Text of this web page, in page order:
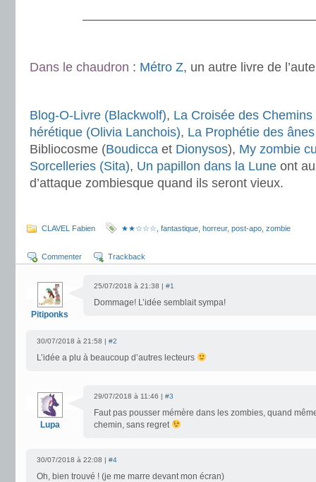
Dans le chaudron : Métro Z, un autre livre de
Blog-O-Livre (Blackwolf), La Croisée des Chemins
hérétique (Olivia Lanchois), La Prophétie des
Bibliocosme (Boudicca et Dionysos), My zombie
Sorcelleries (Sita), Un papillon dans la Lune ont
d’attaque zombiesque quand ils seront vieux.
CLAVEL Fabien ★★☆☆☆ fantastique horreur, post-apo zombie
Commenter Trackback
Pitiponks
25/07/2018 à 21:38 | #1
Dommage! L’idée semblait sympa!
30/07/2018 à 21:58 | #2
L’idée a plu à beaucoup d’autres lecteurs
Lupa
29/07/2018 à 11:46 | #3
Faut pas pousser mémère dans les zombies, quand
chemin, sans regret
30/07/2018 à 22:08 | #4
Oh, bien trouvé ! (je me marre devant mon écran)